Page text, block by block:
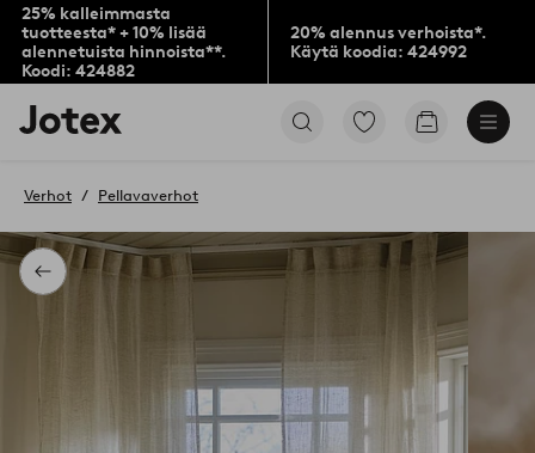
25% kalleimmasta
tuotteesta* + 10% lisää
alennetuista hinnoista**.
Koodi: 424882
20% alennus verhoista*.
Käytä koodia: 424992
Jotex-
logo
aloitussivulle
Siirry
Siirry
Takaisin
Verhot Pellavaverhot